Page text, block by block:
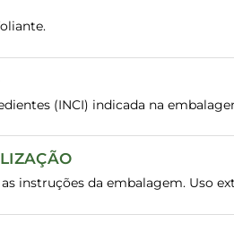
(INCI) indicada na
instruções da embalagem. Uso